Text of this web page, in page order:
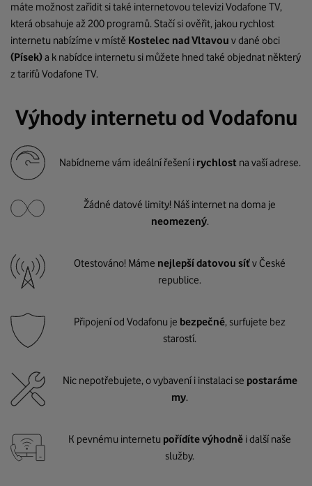
máte možnost zařídit si také internetovou televizi Vodafone TV,
která obsahuje až 200 programů. Stačí si ověřit, jakou rychlost
internetu nabízíme v místě Kostelec nad Vltavou v dané obci
(Písek)a k nabídce internetu si můžete hned také objednat některý
z tarifů Vodafone TV.
Výhody internetu od Vodafonu
Nabídneme vám ideální řešení i rychlost na vaší adrese.
Žádné datové limity! Náš internet na doma je
neomezený.
Otestováno! Máme nejlepší datovou síťv České
republice.
Připojení od Vodafonu je bezpečné, surfujete bez
starostí.
Nic nepotřebujete, o vybavení i instalaci se postaráme
my.
K pevnému internetu pořídíte výhodně i další naše
služby.